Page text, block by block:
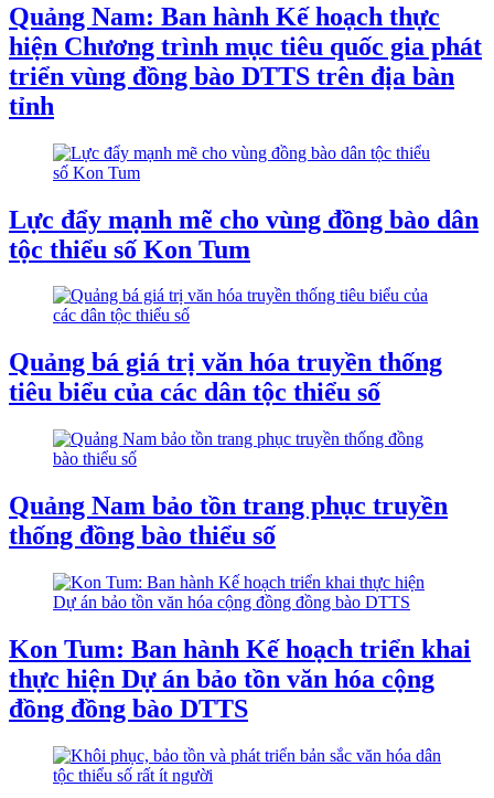
Quảng Nam: Ban hành Kế hoạch thực
hiện Chương trình mục tiêu quốc gia phát
triển vùng đồng bào DTTS trên địa bàn
tỉnh
Lực đẩy mạnh mẽ cho vùng đồng bào dân
tộc thiểu số Kon Tum
Quảng bá giá trị văn hóa truyền thống
tiêu biểu của các dân tộc thiểu số
Quảng Nam bảo tồn trang phục truyền
thống đồng bào thiểu số
Kon Tum: Ban hành Kế hoạch triển khai
thực hiện Dự án bảo tồn văn hóa cộng
đồng đồng bào DTTS